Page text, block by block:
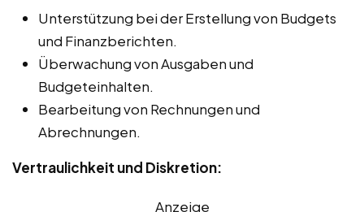
Unterstützung bei der Erstellung von Budgets
und Finanzberichten.
Überwachung von Ausgaben und
Budgeteinhalten.
Bearbeitung von Rechnungen und
Abrechnungen.
Vertraulichkeit und Diskretion:
Anzeige